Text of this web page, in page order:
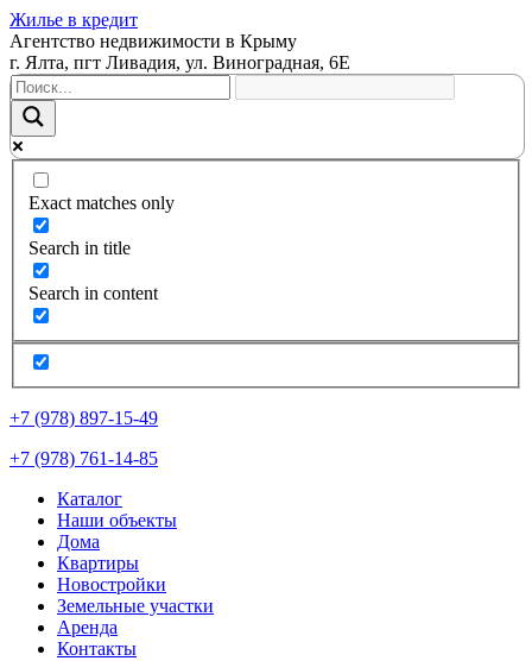
Жилье в кредит
Агентство недвижимости в Крыму
г. Ялта, пгт Ливадия, ул. Виноградная, 6Е
Exact matches only
Search in title
Search in content
+7 (978) 897-15-49
+7 (978) 761-14-85
Каталог
Наши объекты
Дома
Квартиры
Новостройки
Земельные участки
Аренда
Контакты